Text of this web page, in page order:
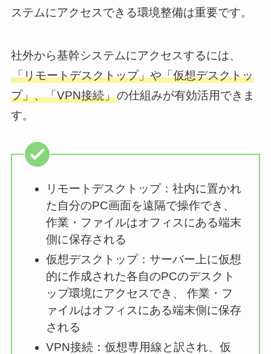
ステムにアクセスできる環境整備は重要です。
社外から基幹システムにアクセスするには、
「リモートデスクトップ」や「仮想デスクトッ
プ」、「VPN接続」の仕組みが有効活用できま
す。
リモートデスクトップ：社内に置かれ
た自分のPC画面を遠隔で操作でき、
作業・ファイルはオフィスにある端末
側に保存される
仮想デスクトップ：サーバー上に仮想
的に作成された各自のPCのデスクト
ップ環境にアクセスでき、 作業・フ
ァイルはオフィスにある端末側に保存
される
VPN接続：仮想専用線と訳され、仮